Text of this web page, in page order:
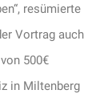
resümierte
Vortrag auch
500€
in Miltenberg